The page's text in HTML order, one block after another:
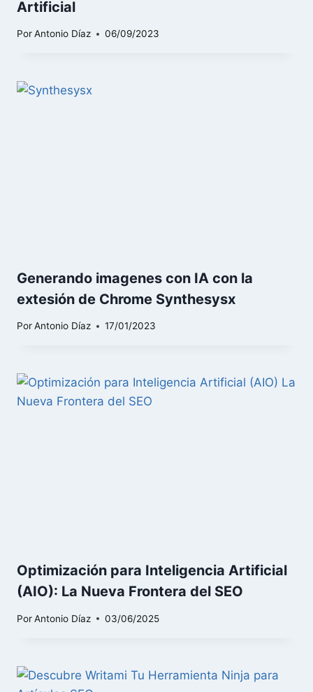
Artificial
PorAntonio Díaz 06/09/2023
Generando imagenes con IA con la
extesión de Chrome Synthesysx
PorAntonio Díaz 17/01/2023
Optimización para Inteligencia Artificial
(AIO): La Nueva Frontera del SEO
PorAntonio Díaz 03/06/2025